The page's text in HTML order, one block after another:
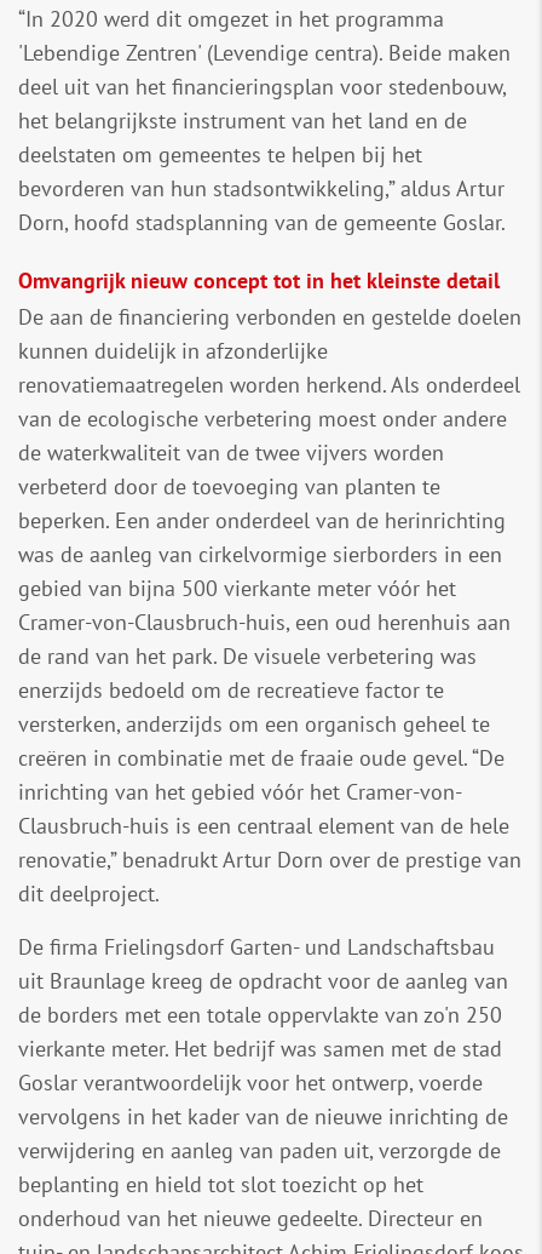
“In 2020 werd dit omgezet in het programma
'Lebendige Zentren' (Levendige centra). Beide maken
deel uit van het financieringsplan voor stedenbouw,
het belangrijkste instrument van het land en de
deelstaten om gemeentes te helpen bij het
bevorderen van hun stadsontwikkeling,” aldus Artur
Dorn, hoofd stadsplanning van de gemeente Goslar.
Omvangrijk nieuw concept tot in het kleinste detail
De aan de financiering verbonden en gestelde doelen
kunnen duidelijk in afzonderlijke
renovatiemaatregelen worden herkend. Als onderdeel
van de ecologische verbetering moest onder andere
de waterkwaliteit van de twee vijvers worden
verbeterd door de toevoeging van planten te
beperken. Een ander onderdeel van de herinrichting
was de aanleg van cirkelvormige sierborders in een
gebied van bijna 500 vierkante meter vóór het
Cramer-von-Clausbruch-huis, een oud herenhuis aan
de rand van het park. De visuele verbetering was
enerzijds bedoeld om de recreatieve factor te
versterken, anderzijds om een organisch geheel te
creëren in combinatie met de fraaie oude gevel. “De
inrichting van het gebied vóór het Cramer-von-
Clausbruch-huis is een centraal element van de hele
renovatie,” benadrukt Artur Dorn over de prestige van
dit deelproject.
De firma Frielingsdorf Garten- und Landschaftsbau
uit Braunlage kreeg de opdracht voor de aanleg van
de borders met een totale oppervlakte van zo'n 250
vierkante meter. Het bedrijf was samen met de stad
Goslar verantwoordelijk voor het ontwerp, voerde
vervolgens in het kader van de nieuwe inrichting de
verwijdering en aanleg van paden uit, verzorgde de
beplanting en hield tot slot toezicht op het
onderhoud van het nieuwe gedeelte. Directeur en